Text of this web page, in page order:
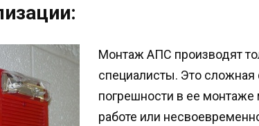
Монтаж АПС производят
специалисты. Это
погрешности в ее монтаже
работе или